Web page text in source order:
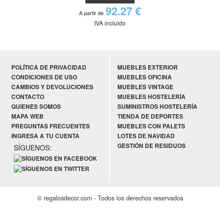
A partir de 92.27 €
IVA incluido
POLÍTICA DE PRIVACIDAD
CONDICIONES DE USO
CAMBIOS Y DEVOLUCIONES
CONTACTO
QUIENES SOMOS
MAPA WEB
PREGUNTAS FRECUENTES
INGRESA A TU CUENTA
SÍGUENOS:
MUEBLES EXTERIOR
MUEBLES OFICINA
MUEBLES VINTAGE
MUEBLES HOSTELERÍA
SUMINISTROS HOSTELERÍA
TIENDA DE DEPORTES
MUEBLES CON PALETS
LOTES DE NAVIDAD
GESTIÓN DE RESIDUOS
© regalosdecor.com - Todos los derechos reservados